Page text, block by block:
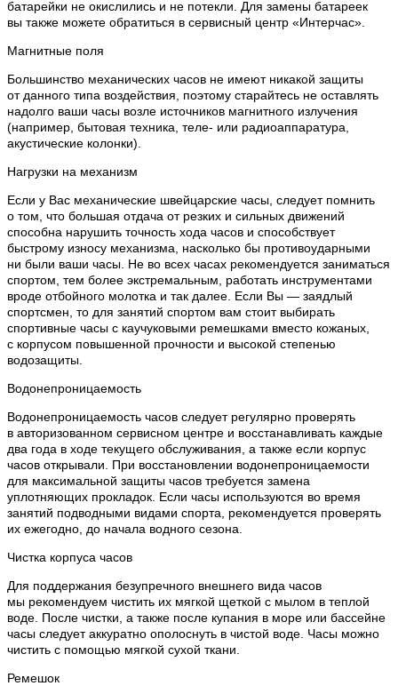
батарейки не окислились и не потекли. Для замены батареек
вы также можете обратиться в сервисный центр «Интерчас».
Магнитные поля
Большинство механических часов не имеют никакой защиты
от данного типа воздействия, поэтому старайтесь не оставлять
надолго ваши часы возле источников магнитного излучения
(например, бытовая техника, теле- или радиоаппаратура,
акустические колонки).
Нагрузки на механизм
Если у Вас механические швейцарские часы, следует помнить
о том, что большая отдача от резких и сильных движений
способна нарушить точность хода часов и способствует
быстрому износу механизма, насколько бы противоударными
ни были ваши часы. Не во всех часах рекомендуется заниматься
спортом, тем более экстремальным, работать инструментами
вроде отбойного молотка и так далее. Если Вы — заядлый
спортсмен, то для занятий спортом вам стоит выбирать
спортивные часы с каучуковыми ремешками вместо кожаных,
с корпусом повышенной прочности и высокой степенью
водозащиты.
Водонепроницаемость
Водонепроницаемость часов следует регулярно проверять
в авторизованном сервисном центре и восстанавливать каждые
два года в ходе текущего обслуживания, а также если корпус
часов открывали. При восстановлении водонепроницаемости
для максимальной защиты часов требуется замена
уплотняющих прокладок. Если часы используются во время
занятий подводными видами спорта, рекомендуется проверять
их ежегодно, до начала водного сезона.
Чистка корпуса часов
Для поддержания безупречного внешнего вида часов
мы рекомендуем чистить их мягкой щеткой с мылом в теплой
воде. После чистки, а также после купания в море или бассейне
часы следует аккуратно ополоснуть в чистой воде. Часы можно
чистить с помощью мягкой сухой ткани.
Ремешок